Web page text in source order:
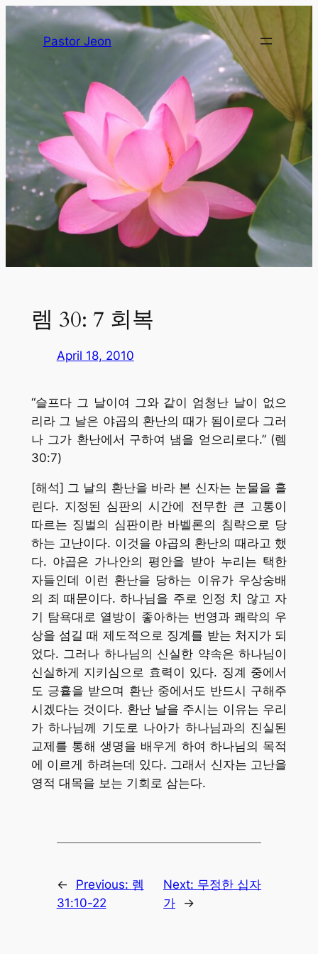
Pastor Jeon
렘 30: 7 회복
April 18, 2010
“슬프다 그 날이여 그와 같이 엄청난 날이 없으
리라 그 날은 야곱의 환난의 때가 됨이로다 그러
나 그가 환난에서 구하여 냄을 얻으리로다.” (렘
30:7)
[해석] 그 날의 환난을 바라 본 신자는 눈물을 흘
린다. 지정된 심판의 시간에 전무한 큰 고통이
따르는 징벌의 심판이란 바벨론의 침략으로 당
하는 고난이다. 이것을 야곱의 환난의 때라고 했
다. 야곱은 가나안의 평안을 받아 누리는 택한
자들인데 이런 환난을 당하는 이유가 우상숭배
의 죄 때문이다. 하나님을 주로 인정 치 않고 자
기 탐욕대로 열방이 좋아하는 번영과 쾌락의 우
상을 섬길 때 제도적으로 징계를 받는 처지가 되
었다. 그러나 하나님의 신실한 약속은 하나님이
신실하게 지키심으로 효력이 있다. 징계 중에서
도 긍휼을 받으며 환난 중에서도 반드시 구해주
시겠다는 것이다. 환난 날을 주시는 이유는 우리
가 하나님께 기도로 나아가 하나님과의 진실된
교제를 통해 생명을 배우게 하여 하나님의 목적
에 이르게 하려는데 있다. 그래서 신자는 고난을
영적 대목을 보는 기회로 삼는다.
← Previous: 렘
31:10-22
Next: 무정한 십자
가
→